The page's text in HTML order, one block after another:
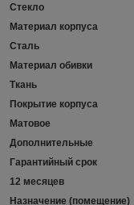
Стекло
Материал корпуса
Сталь
Материал обивки
Ткань
Покрытие корпуса
Матовое
Дополнительные
Гарантийный срок
12 месяцев
Назначение (помещение)